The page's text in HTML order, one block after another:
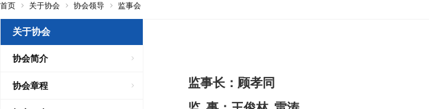
首页 关于协会 协会领导 监事会
关于协会
协会简介
协会章程
监事长：顾孝同